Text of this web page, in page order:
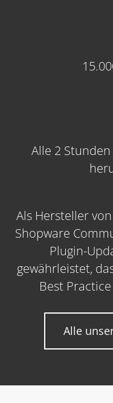
Alle 2
Als Hersteller
Shopware
Plugin-
gewährleistet,
Best
Alle